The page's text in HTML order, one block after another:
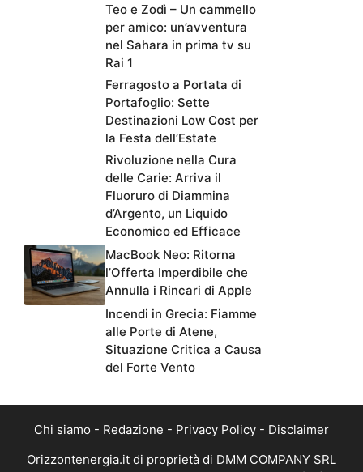
Teo e Zodì – Un cammello
per amico: un’avventura
nel Sahara in prima tv su
Rai 1
Ferragosto a Portata di
Portafoglio: Sette
Destinazioni Low Cost per
la Festa dell’Estate
Rivoluzione nella Cura
delle Carie: Arriva il
Fluoruro di Diammina
d’Argento, un Liquido
Economico ed Efficace
MacBook Neo: Ritorna
l’Offerta Imperdibile che
Annulla i Rincari di Apple
Incendi in Grecia: Fiamme
alle Porte di Atene,
Situazione Critica a Causa
del Forte Vento
Chi siamo - Redazione - Privacy Policy - Disclaimer
Orizzontenergia.it di proprietà di DMM COMPANY SRL